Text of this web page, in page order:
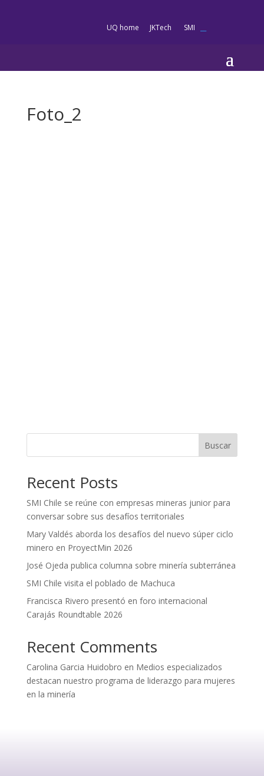
UQ home JKTech SMI
Foto_2
Buscar
Recent Posts
SMI Chile se reúne con empresas mineras junior para
conversar sobre sus desafíos territoriales
Mary Valdés aborda los desafíos del nuevo súper ciclo
minero en ProyectMin 2026
José Ojeda publica columna sobre minería subterránea
SMI Chile visita el poblado de Machuca
Francisca Rivero presentó en foro internacional
Carajás Roundtable 2026
Recent Comments
Carolina Garcia Huidobro en Medios especializados
destacan nuestro programa de liderazgo para mujeres
en la minería